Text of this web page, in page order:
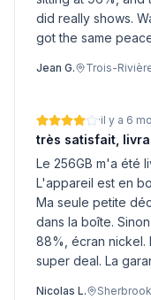
did really shows.
got the same
Jean G. Trois-
·il y a 6
très satisfait,
Le 256GB m'a été
L'appareil est en
Ma seule petite
dans la boîte.
88%, écran nickel.
super deal. La
Nicolas L.